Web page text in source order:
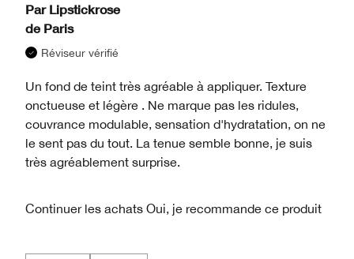
Par Lipstickrose
de Paris
Réviseur vérifié
Un fond de teint très agréable à appliquer. Texture
onctueuse et légère . Ne marque pas les ridules,
couvrance modulable, sensation d'hydratation, on ne
le sent pas du tout. La tenue semble bonne, je suis
très agréablement surprise.
Continuer les achats Oui, je recommande ce produit